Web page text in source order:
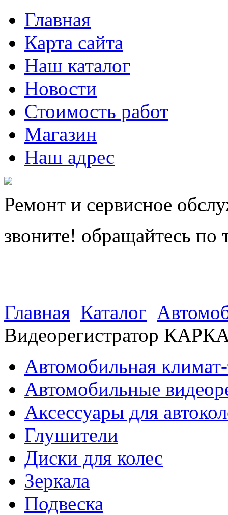
Главная
Карта сайта
Наш каталог
Новости
Стоимость работ
Магазин
Наш адрес
Ремонт и сервисное
звоните! обращайтесь по
Главная Каталог
Видеорегистратор
Автомобильная
Автомобильные
Аксессуары для
Глушители
Диски для колес
Зеркала
Подвеска